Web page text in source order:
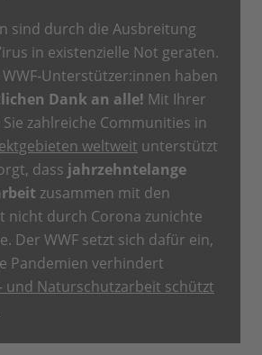
sind durch die Ausbreitung
in existenzielle Not geraten.
Unterstützer:innen haben
Dank an alle! Mit Ihrer
zahlreiche Communities in
weltweit unterstützt
dass jahrzehntelange
zusammen mit den
nicht durch Corona zunichte
Der WWF setzt sich dafür ein,
Pandemien verhindert
und Naturschutzarbeit schützt